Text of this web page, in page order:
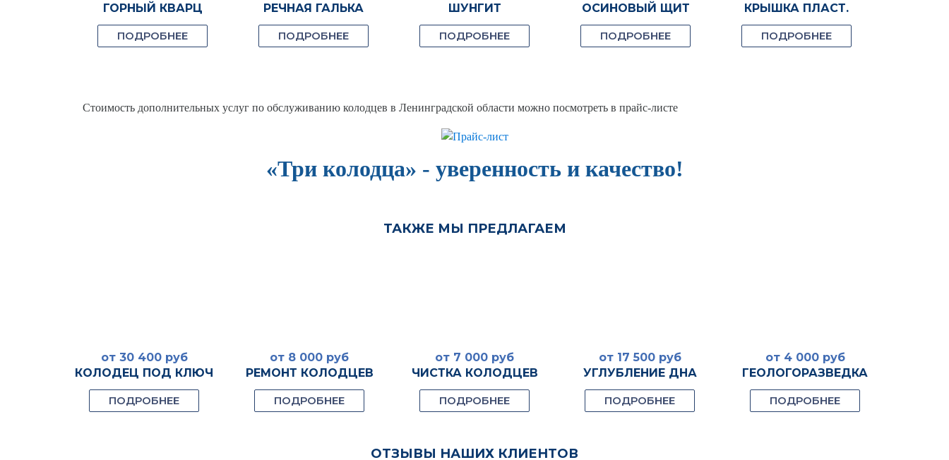
ГОРНЫЙ КВАРЦ
ПОДРОБНЕЕ
РЕЧНАЯ ГАЛЬКА
ПОДРОБНЕЕ
ШУНГИТ
ПОДРОБНЕЕ
ОСИНОВЫЙ ЩИТ
ПОДРОБНЕЕ
КРЫШКА ПЛАСТ.
ПОДРОБНЕЕ
Стоимость дополнительных услуг по обслуживанию колодцев в Ленинградской области можно посмотреть в прайс-листе
«Три колодца» - уверенность и качество!
ТАКЖЕ МЫ ПРЕДЛАГАЕМ
от 30 400 руб
КОЛОДЕЦ ПОД КЛЮЧ
ПОДРОБНЕЕ
от 8 000 руб
РЕМОНТ КОЛОДЦЕВ
ПОДРОБНЕЕ
от 7 000 руб
ЧИСТКА КОЛОДЦЕВ
ПОДРОБНЕЕ
от 17 500 руб
УГЛУБЛЕНИЕ ДНА
ПОДРОБНЕЕ
от 4 000 руб
ГЕОЛОГОРАЗВЕДКА
ПОДРОБНЕЕ
ОТЗЫВЫ НАШИХ КЛИЕНТОВ